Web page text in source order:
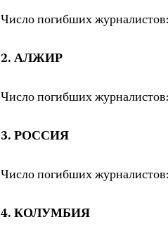
Число погибших
2. АЛЖИР
Число погибших
3. РОССИЯ
Число погибших
4. КОЛУМБИЯ